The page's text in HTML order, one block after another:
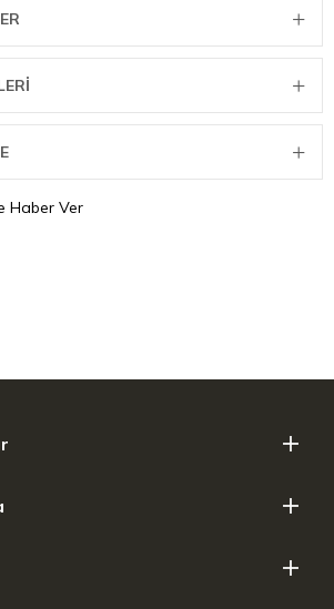
ve Pratik:
Ebat:
alanı.
Malzeme:Isıya ve dış mekan koşullarına karşı
tel yapı.
Haber Ver